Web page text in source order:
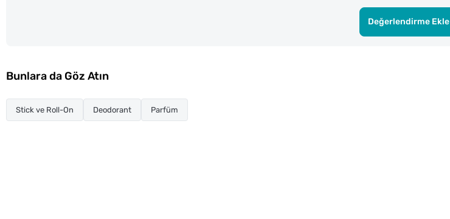
Değerlendirme Ekle
Bunlara da Göz Atın
Stick ve Roll-On Deodorant Parfüm